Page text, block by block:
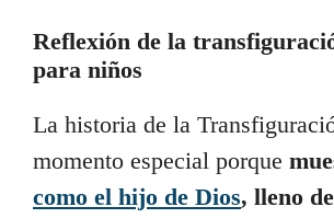
Reflexión de la
para niños
La historia de la
momento especial porque
como el hijo de Dios, lleno